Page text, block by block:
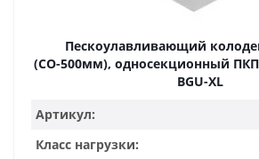
Пескоулавливающий
(СО-500мм), односекционный ПКП
BGU-XL
Артикул:
Класс нагрузки: